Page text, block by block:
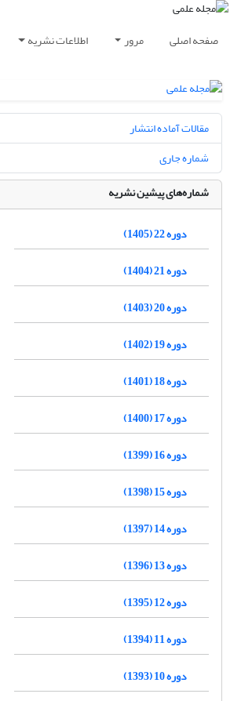
صفحه اصلی مرور اطلاعات نشریه
مقالات آماده انتشار
شماره جاری
شماره‌های پیشین نشریه
دوره 22 (1405)
دوره 21 (1404)
دوره 20 (1403)
دوره 19 (1402)
دوره 18 (1401)
دوره 17 (1400)
دوره 16 (1399)
دوره 15 (1398)
دوره 14 (1397)
دوره 13 (1396)
دوره 12 (1395)
دوره 11 (1394)
دوره 10 (1393)